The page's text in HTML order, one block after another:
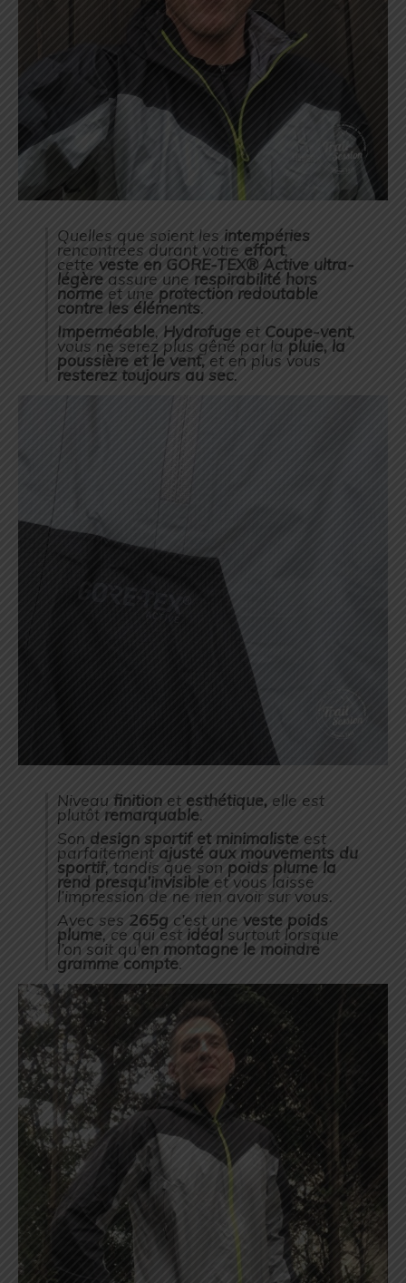
Quelles que soient les intempéries
rencontrées durant votre effort,
cette veste en GORE-TEX® Active ultra-
légère assure une respirabilité hors
norme et une protection redoutable
contre les éléments.
Imperméable, Hydrofuge et Coupe-vent,
vous ne serez plus gêné par la pluie, la
poussière et le vent,et en plus vous
resterez toujours au sec.
Niveau finition et esthétique, elle est
plutôt remarquable.
Son design sportif et minimaliste est
parfaitement ajusté aux mouvements du
sportif, tandis que son poids plume la
rend presqu’invisible et vous laisse
l’impression de ne rien avoir sur vous.
Avec ses 265g c’est une veste poids
plume, ce qui est idéal surtout lorsque
l’on sait qu’en montagne le moindre
gramme compte.